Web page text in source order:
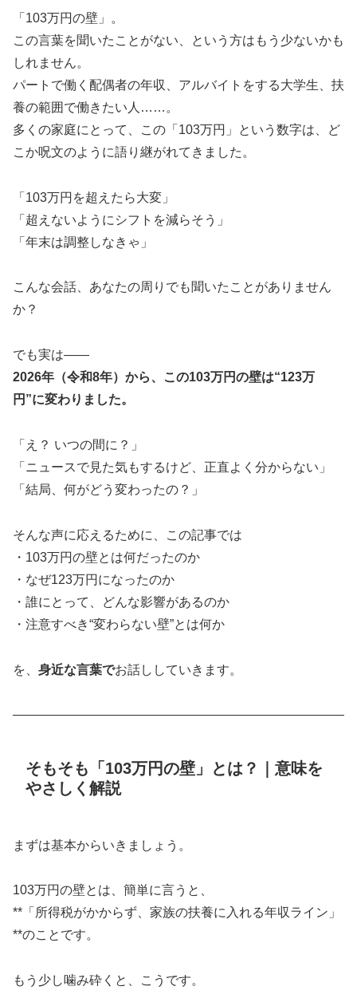
「103万円の壁」。
この言葉を聞いたことがない、という方はもう少ないかも
しれません。
パートで働く配偶者の年収、アルバイトをする大学生、扶
養の範囲で働きたい人……。
多くの家庭にとって、この「103万円」という数字は、ど
こか呪文のように語り継がれてきました。
「103万円を超えたら大変」
「超えないようにシフトを減らそう」
「年末は調整しなきゃ」
こんな会話、あなたの周りでも聞いたことがありません
か？
でも実は――
2026年（令和8年）から、この103万円の壁は“123万
円”に変わりました。
「え？ いつの間に？」
「ニュースで見た気もするけど、正直よく分からない」
「結局、何がどう変わったの？」
そんな声に応えるために、この記事では
・103万円の壁とは何だったのか
・なぜ123万円になったのか
・誰にとって、どんな影響があるのか
・注意すべき“変わらない壁”とは何か
を、 身近な言葉でお話ししていきます。
――――――――――――――――――――――――――
そもそも「103万円の壁」とは？｜意味を
やさしく解説
まずは基本からいきましょう。
103万円の壁とは、簡単に言うと、
**「所得税がかからず、家族の扶養に入れる年収ライン」
**のことです。
もう少し噛み砕くと、こうです。